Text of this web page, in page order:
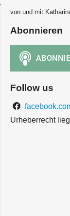
von und mit
Abonnieren
Follow us
Urheberrecht